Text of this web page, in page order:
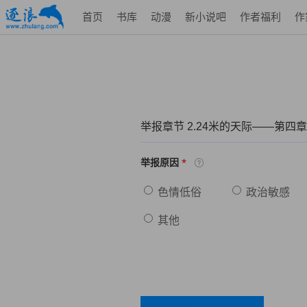
首页 书库 动漫 新小说吧 作者福利 作
举报章节 2.24米的天际——第四
举报原因 *
色情低俗 政治敏感
其他